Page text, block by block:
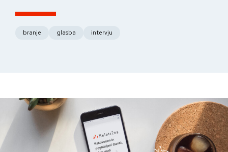
branje glasba intervju